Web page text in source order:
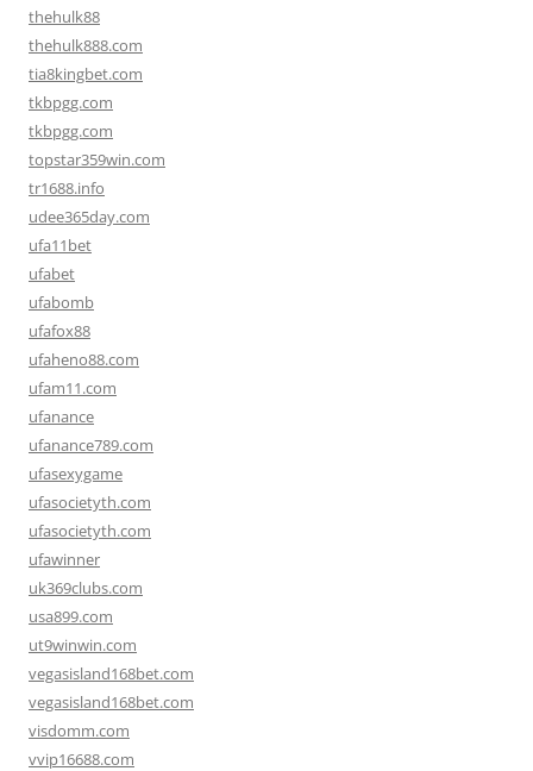
thehulk88
thehulk888.com
tia8kingbet.com
tkbpgg.com
tkbpgg.com
topstar359win.com
tr1688.info
udee365day.com
ufa11bet
ufabet
ufabomb
ufafox88
ufaheno88.com
ufam11.com
ufanance
ufanance789.com
ufasexygame
ufasocietyth.com
ufasocietyth.com
ufawinner
uk369clubs.com
usa899.com
ut9winwin.com
vegasisland168bet.com
vegasisland168bet.com
visdomm.com
vvip16688.com